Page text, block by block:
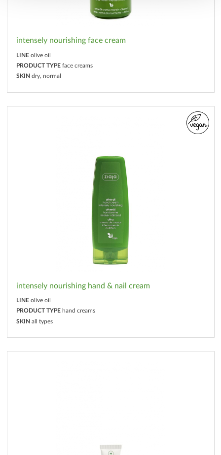
intensely nourishing face cream
LINE olive oil
PRODUCT TYPE face creams
SKIN dry, normal
intensely nourishing hand & nail cream
LINE olive oil
PRODUCT TYPE hand creams
SKIN all types